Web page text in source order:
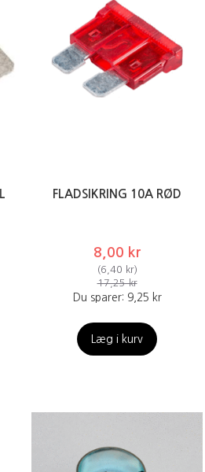
FLADSIKRING 10A RØD
8,00 kr
(6,40 kr)
17,25 kr
Du sparer: 9,25 kr
Læg i kurv